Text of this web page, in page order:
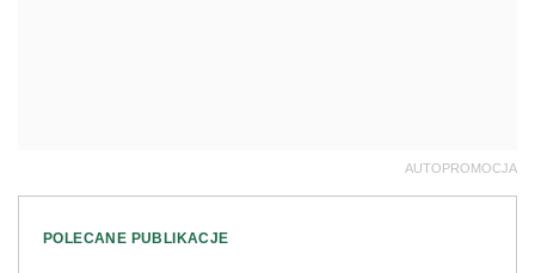
AUTOPROMOCJA
POLECANE PUBLIKACJE